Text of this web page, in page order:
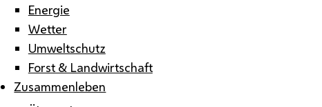
Energie
Wetter
Umweltschutz
Forst & Landwirtschaft
Zusammenleben